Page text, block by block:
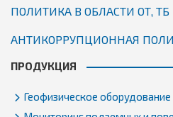
ПОЛИТИКА В ОБЛАСТИ ОТ, ТБ
АНТИКОРРУПЦИОННАЯ
ПРОДУКЦИЯ
Геофизическое оборудование